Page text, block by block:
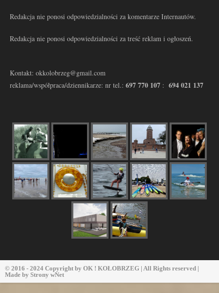
Redakcja nie ponosi odpowiedzialności za komentarze Internautów.
Redakcja nie ponosi odpowiedzialności za treść reklam i ogłoszeń.
Kontakt: okkolobrzeg@gmail.com
reklama/współpraca/dziennikarze: nr tel.: 697 770 107 : 694 021 137
© 2016 - 2024 Copyright by OK ! KOŁOBRZEG | All Rights reserved |
Made by Strony wNet